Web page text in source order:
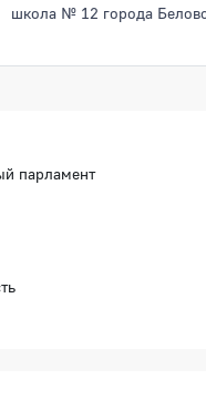
школа № 12 города
парламент